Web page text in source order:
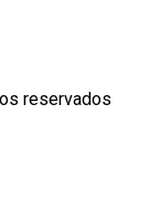
reservados